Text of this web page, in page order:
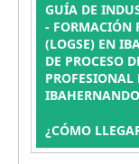
GUÍA DE
- FORMACIÓN
(LOGSE) EN
DE PROCESO
PROFESIONAL
¿CÓMO